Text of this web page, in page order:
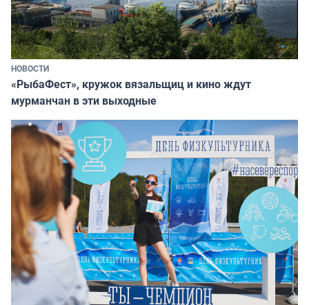
НОВОСТИ
«РыбаФест», кружок вязальщиц и кино ждут
мурманчан в эти выходные